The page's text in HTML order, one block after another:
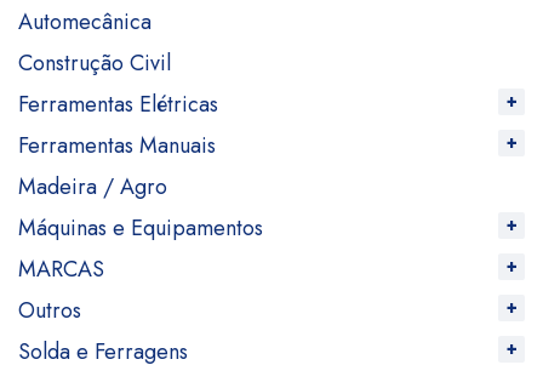
Automecânica
Construção Civil
Ferramentas Elétricas
Ferramentas Manuais
Madeira / Agro
Máquinas e Equipamentos
MARCAS
Outros
Solda e Ferragens